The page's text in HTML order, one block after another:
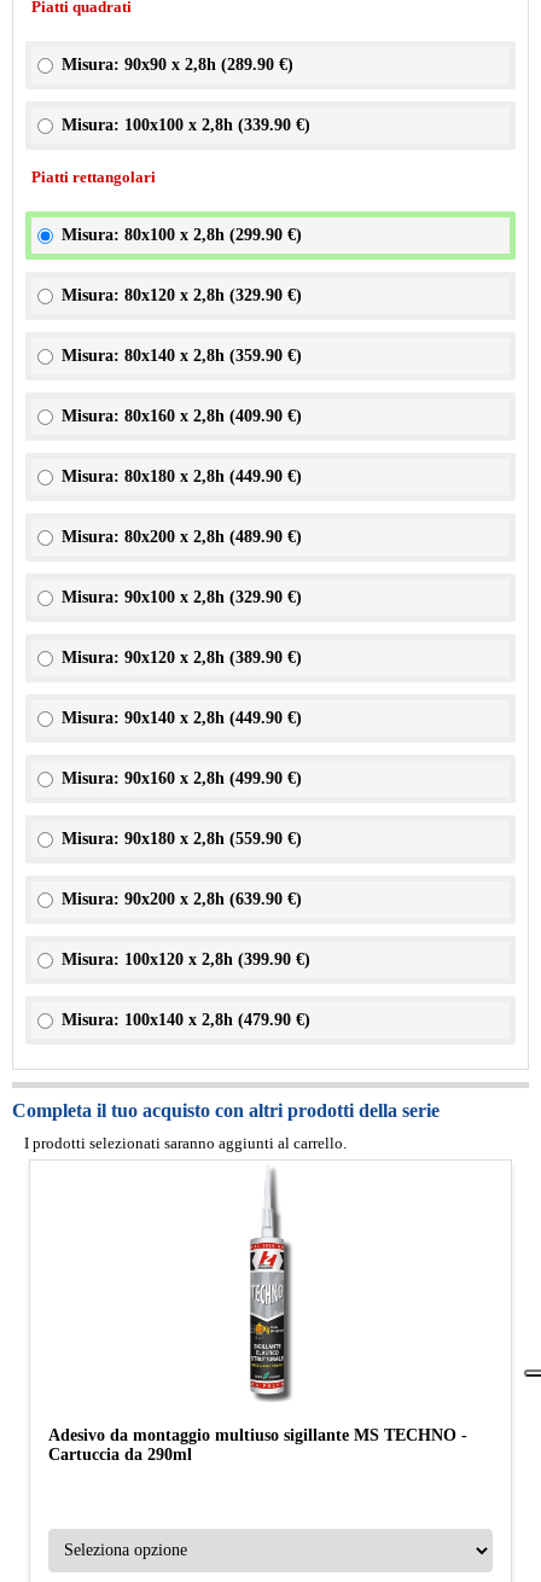
Piatti quadrati
Misura: 90x90 x 2,8h (289.90 €)
Misura: 100x100 x 2,8h (339.90 €)
Piatti rettangolari
Misura: 80x100 x 2,8h (299.90 €)
Misura: 80x120 x 2,8h (329.90 €)
Misura: 80x140 x 2,8h (359.90 €)
Misura: 80x160 x 2,8h (409.90 €)
Misura: 80x180 x 2,8h (449.90 €)
Misura: 80x200 x 2,8h (489.90 €)
Misura: 90x100 x 2,8h (329.90 €)
Misura: 90x120 x 2,8h (389.90 €)
Misura: 90x140 x 2,8h (449.90 €)
Misura: 90x160 x 2,8h (499.90 €)
Misura: 90x180 x 2,8h (559.90 €)
Misura: 90x200 x 2,8h (639.90 €)
Misura: 100x120 x 2,8h (399.90 €)
Misura: 100x140 x 2,8h (479.90 €)
Completa il tuo acquisto con altri prodotti della serie
I prodotti selezionati saranno aggiunti al carrello.
Adesivo da montaggio multiuso sigillante MS TECHNO -
Cartuccia da 290ml